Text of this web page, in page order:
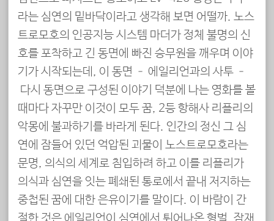
라는 심연의 밑바닥이라고 생각해 보면 어떨까. 노스
트로모호의 인공지능 시스템 마더가 정체 불명의 신
호를 포착하고 긴 동면에 빠진 승무원을 깨우며 이야
기가 시작되는데, 이 동면 – 에일리언과의 사투 –
다시 동면으로 구성된 이야기 덕분에 나는 영화를 볼
때마다 자꾸만 이것이 모두 꿈, 2등 항해사 리플리의
악몽에 불과하기를 바라게 된다. 인간의 정신 그 심
연에 잠들어 있던 억압된 괴물이 노스트로모호라는
문명, 의식의 세계로 침입하려 하고 이를 리플리가
의식과 심연을 잇는 폐쇄된 통로에서 끝내 저지하는
중첩된 꿈에 대한 은유이기를 말이다. 이 바람이 간